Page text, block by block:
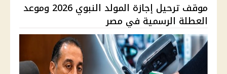
موقف ترحيل إجازة المولد النبوي 2026 وموعد
العطلة الرسمية في مصر